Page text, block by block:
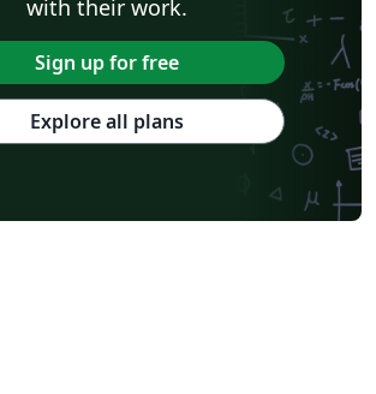
with their work.
Sign up for free
Explore all plans